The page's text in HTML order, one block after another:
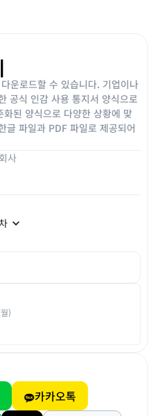
운로드할 수 있습니다. 기업이나
공식 인감 사용 통지서 양식으로
된 양식으로 다양한 상황에 맞
글 파일과 PDF 파일로 제공되어
회사
)
카카오톡